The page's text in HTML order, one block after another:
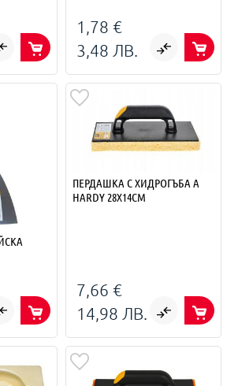
1,78 €
3,48 ЛВ.
ПЕРДАШКА С ХИДРОГЪБА A
HARDY 28Х14СМ
7,66 €
14,98 ЛВ.